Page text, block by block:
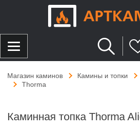
Магазин каминов Камины и топки
Thorma
Каминная топка Thorma